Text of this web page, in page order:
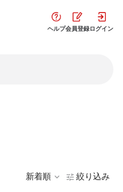
ヘルプ会員登録ログイン
新着順 絞り込み